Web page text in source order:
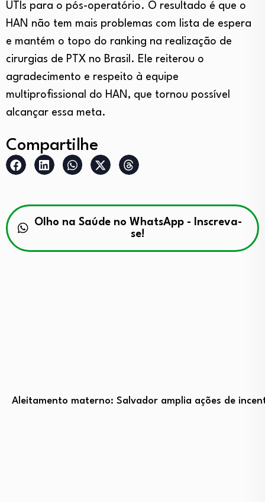
UTIs para o pós-operatório. O resultado é que o
HAN não tem mais problemas com lista de espera
e mantém o topo do ranking na realização de
cirurgias de PTX no Brasil. Ele reiterou o
agradecimento e respeito à equipe
multiprofissional do HAN, que tornou possível
alcançar essa meta.
Compartilhe
Olho na Saúde no WhatsApp - Inscreva-
se!
Aleitamento materno: Salvador amplia ações de